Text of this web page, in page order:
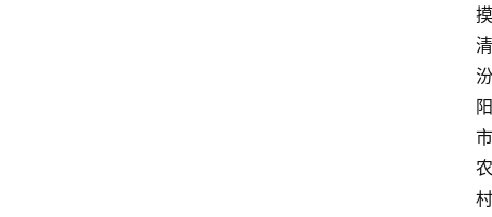
摸
清
汾
阳
市
农
村